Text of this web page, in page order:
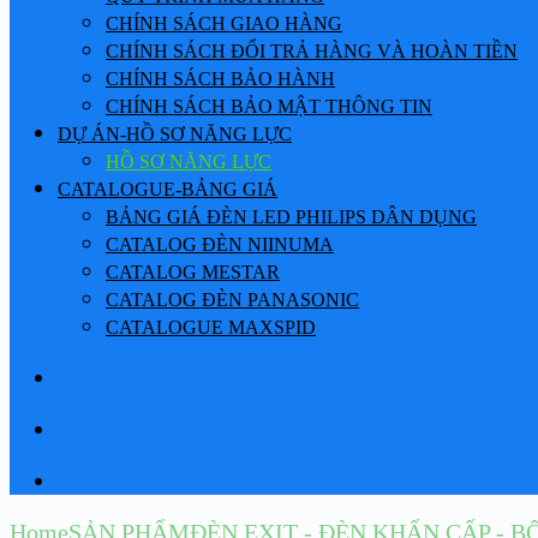
CHÍNH SÁCH GIAO HÀNG
CHÍNH SÁCH ĐỔI TRẢ HÀNG VÀ HOÀN TIỀN
CHÍNH SÁCH BẢO HÀNH
CHÍNH SÁCH BẢO MẬT THÔNG TIN
DỰ ÁN-HỒ SƠ NĂNG LỰC
HỒ SƠ NĂNG LỰC
CATALOGUE-BẢNG GIÁ
BẢNG GIÁ ĐÈN LED PHILIPS DÂN DỤNG
CATALOG ĐÈN NIINUMA
CATALOG MESTAR
CATALOG ĐÈN PANASONIC
CATALOGUE MAXSPID
HomeSẢN PHẨMĐÈN EXIT - ĐÈN KHẨN CẤP -